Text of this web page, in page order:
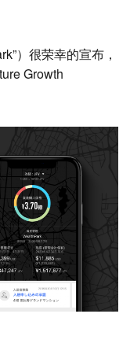
）很荣幸的宣布，
Growth